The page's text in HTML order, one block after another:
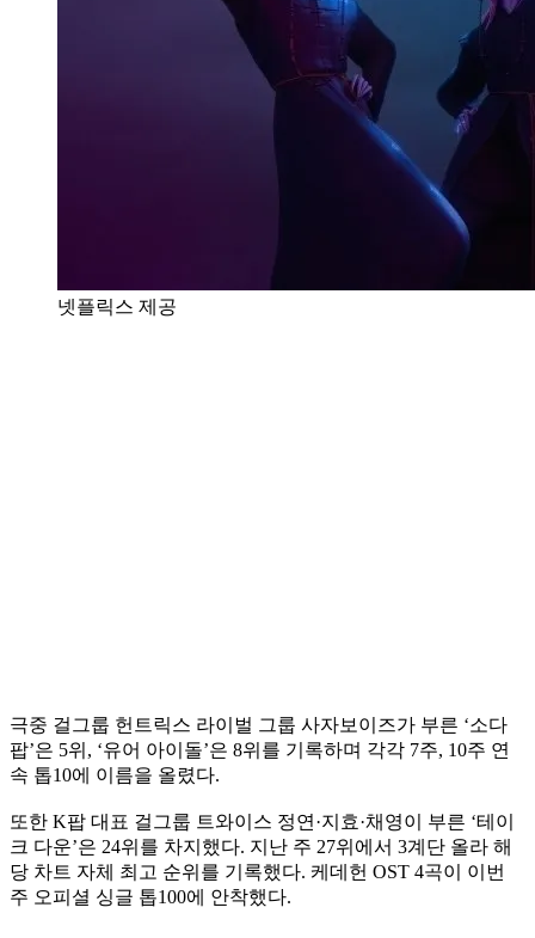
넷플릭스 제공
극중 걸그룹 헌트릭스 라이벌 그룹 사자보이즈가 부른 ‘소다
팝’은 5위, ‘유어 아이돌’은 8위를 기록하며 각각 7주, 10주 연
속 톱10에 이름을 올렸다.
또한 K팝 대표 걸그룹 트와이스 정연·지효·채영이 부른 ‘테이
크 다운’은 24위를 차지했다. 지난 주 27위에서 3계단 올라 해
당 차트 자체 최고 순위를 기록했다. 케데헌 OST 4곡이 이번
주 오피셜 싱글 톱100에 안착했다.